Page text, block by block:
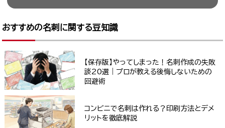
おすすめの名刺に関する豆知識
【保存版】やってしまった！名刺作成の失敗
談20選｜プロが教える後悔しないための
回避術
コンビニで名刺は作れる？印刷方法とデメ
リットを徹底解説